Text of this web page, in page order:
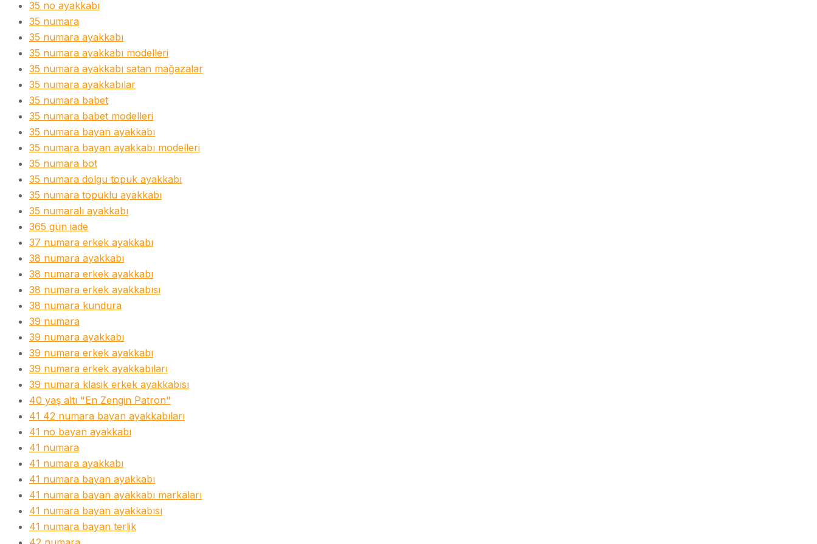
35 no ayakkabı
35 numara
35 numara ayakkabı
35 numara ayakkabı modelleri
35 numara ayakkabı satan mağazalar
35 numara ayakkabılar
35 numara babet
35 numara babet modelleri
35 numara bayan ayakkabı
35 numara bayan ayakkabı modelleri
35 numara bot
35 numara dolgu topuk ayakkabı
35 numara topuklu ayakkabı
35 numaralı ayakkabı
365 gün iade
37 numara erkek ayakkabı
38 numara ayakkabı
38 numara erkek ayakkabı
38 numara erkek ayakkabısı
38 numara kundura
39 numara
39 numara ayakkabı
39 numara erkek ayakkabı
39 numara erkek ayakkabıları
39 numara klasik erkek ayakkabısı
40 yaş altı "En Zengin Patron"
41 42 numara bayan ayakkabıları
41 no bayan ayakkabı
41 numara
41 numara ayakkabı
41 numara bayan ayakkabı
41 numara bayan ayakkabı markaları
41 numara bayan ayakkabısı
41 numara bayan terlik